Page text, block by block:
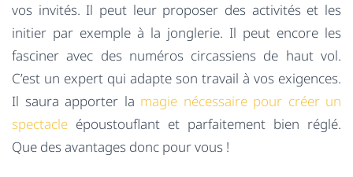
vos invités. Il peut leur proposer des activités et les
initier par exemple à la jonglerie. Il peut encore les
fasciner avec des numéros circassiens de haut vol.
C’est un expert qui adapte son travail à vos exigences.
Il saura apporter la magie nécessaire pour créer un
spectacle époustouflant et parfaitement bien réglé.
Que des avantages donc pour vous !